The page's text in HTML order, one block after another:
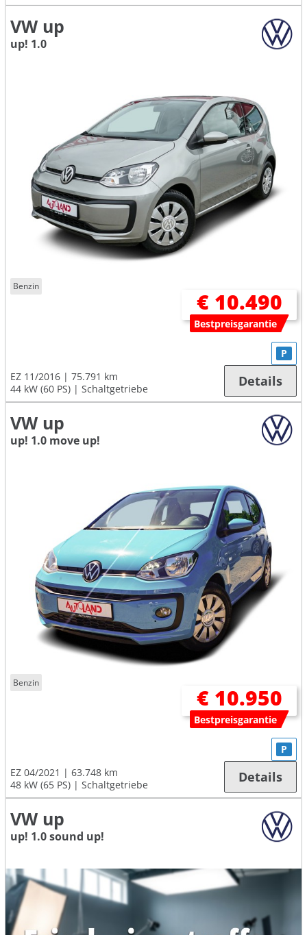
VW up
up! 1.0
Benzin
€ 10.490
Bestpreisgarantie
EZ 11/2016
75.791 km
44 kW (60 PS)
Schaltgetriebe
P
Details
VW up
up! 1.0 move up!
Benzin
€ 10.950
Bestpreisgarantie
EZ 04/2021
63.748 km
48 kW (65 PS)
Schaltgetriebe
P
Details
VW up
up! 1.0 sound up!